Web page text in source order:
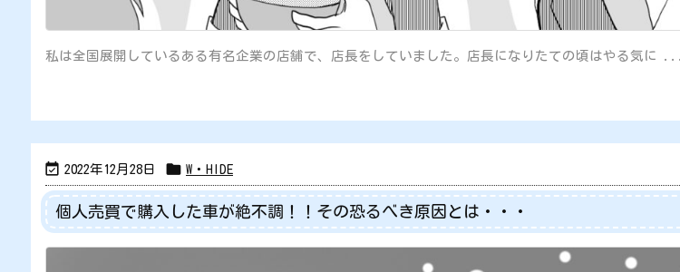
私は全国展開しているある有名企業の店舗で、店長をしていました。店長になりたての頃はやる気に ...
 2022年12月28日  W・HIDE
個人売買で購入した車が絶不調！！その恐るべき原因とは・・・